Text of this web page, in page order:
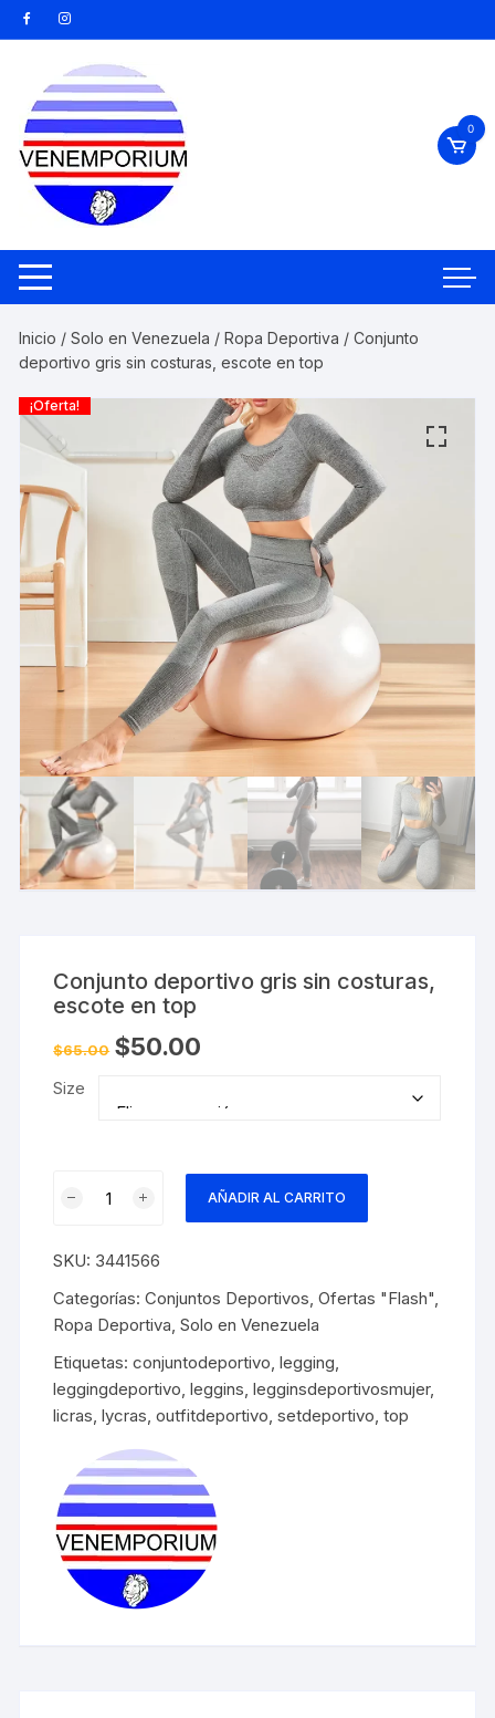
Saltar
al
contenido
0
Inicio /Solo en Venezuela /Ropa Deportiva / Conjunto
deportivo gris sin costuras, escote en top
¡Oferta!
Conjunto deportivo gris sin costuras,
escote en top
$65.00 El
precio
$65.00.
$50.00
$50.00.
Size
deportivo
sin
costuras,
escote
top
cantidad
AÑADIR AL CARRITO
SKU: 3441566
Categorías:Conjuntos Deportivos,Ofertas "Flash",
Ropa Deportiva,Solo en Venezuela
Etiquetas:conjuntodeportivo,legging,
leggingdeportivo,leggins,legginsdeportivosmujer,
licras,lycras,outfitdeportivo,setdeportivo,top